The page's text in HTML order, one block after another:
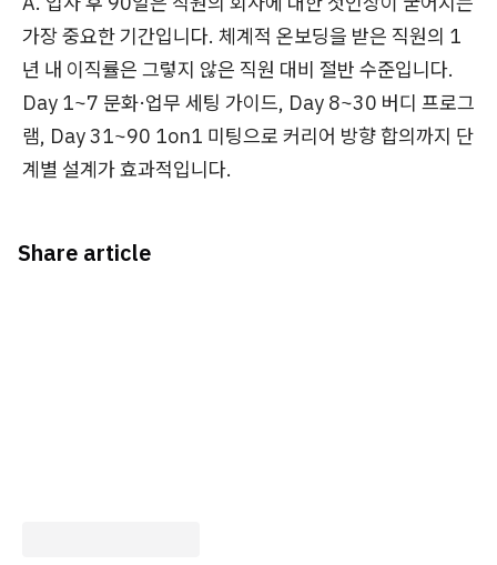
가장 중요한 기간입니다. 체계적 온보딩을 받은 직원의 1
년 내 이직률은 그렇지 않은 직원 대비 절반 수준입니다.
Day 1~7 문화·업무 세팅 가이드, Day 8~30 버디 프로그
램, Day 31~90 1on1 미팅으로 커리어 방향 합의까지 단
계별 설계가 효과적입니다.
Share article